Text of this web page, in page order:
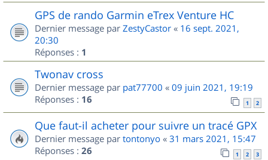
GPS de rando Garmin eTrex Venture HC
Dernier message par ZestyCastor « 16 sept. 2021,
20:30
Réponses : 1
Twonav cross
Dernier message par pat77700 « 09 juin 2021, 19:19
Réponses : 16 1 2
Que faut-il acheter pour suivre un tracé GPX
Dernier message par tontonyo « 31 mars 2021, 15:47
Réponses : 26 1 2 3